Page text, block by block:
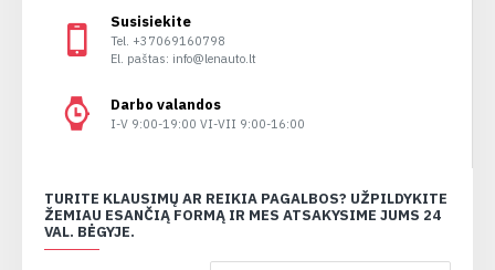
Susisiekite
Tel. +37069160798
El. paštas: info@lenauto.lt
Darbo valandos
I-V 9:00-19:00 VI-VII 9:00-16:00
TURITE KLAUSIMŲ AR REIKIA PAGALBOS? UŽPILDYKITE
ŽEMIAU ESANČIĄ FORMĄ IR MES ATSAKYSIME JUMS 24
VAL. BĖGYJE.